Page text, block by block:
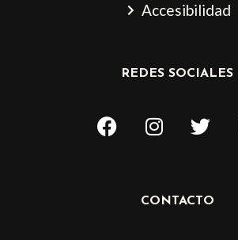
Accesibilidad
REDES SOCIALES
F
a
I
n
a
T
w
t
CONTACTO